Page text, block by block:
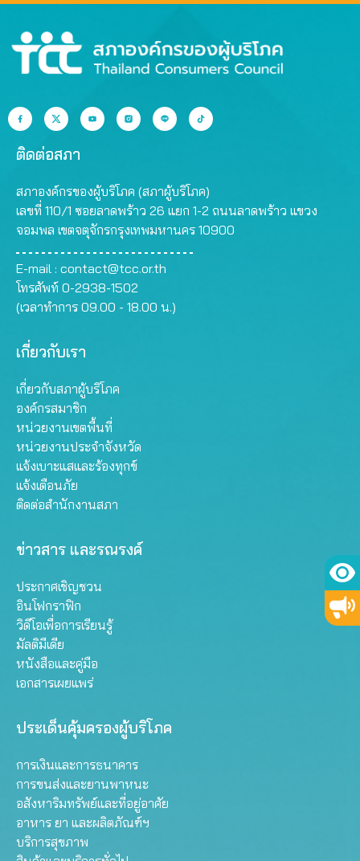
ติดต่อสภา
สภาองค์กรของผู้บริโภค (สภาผู้บริโภค)
เลขที่ 110/1 ซอยลาดพร้าว 26 แยก 1-2 ถนนลาดพร้าว แขวง
จอมพล เขตจตุจักรกรุงเทพมหานคร 10900
E-mail : contact@tcc.or.th
โทรศัพท์ 0-2938-1502
(เวลาทำการ 09.00 - 18.00 น.)
เกี่ยวกับเรา
เกี่ยวกับสภาผู้บริโภค
องค์กรสมาชิก
หน่วยงานเขตพื้นที่
หน่วยงานประจำจังหวัด
แจ้งเบาะแสและร้องทุกข์
แจ้งเตือนภัย
ติดต่อสำนักงานสภา
ข่าวสาร และรณรงค์
ประกาศเชิญชวน
อินโฟกราฟิก
วิดีโอเพื่อการเรียนรู้
มัลติมีเดีย
หนังสือและคู่มือ
เอกสารเผยแพร่
ประเด็นคุ้มครองผู้บริโภค
การเงินและการธนาคาร
การขนส่งและยานพาหนะ
อสังหาริมทรัพย์และที่อยู่อาศัย
อาหาร ยา และผลิตภัณฑ์ฯ
บริการสุขภาพ